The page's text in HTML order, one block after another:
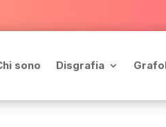
sono Disgrafia